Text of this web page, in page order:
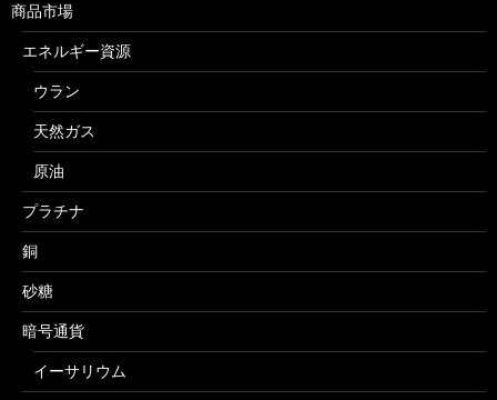
商品市場
エネルギー資源
ウラン
天然ガス
原油
プラチナ
銅
砂糖
暗号通貨
イーサリウム